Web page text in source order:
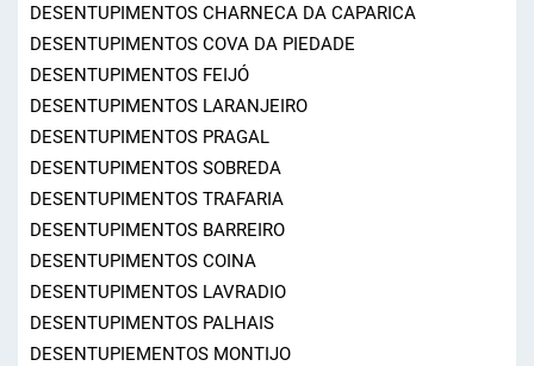
DESENTUPIMENTOS CHARNECA DA CAPARICA
DESENTUPIMENTOS COVA DA PIEDADE
DESENTUPIMENTOS FEIJÓ
DESENTUPIMENTOS LARANJEIRO
DESENTUPIMENTOS PRAGAL
DESENTUPIMENTOS SOBREDA
DESENTUPIMENTOS TRAFARIA
DESENTUPIMENTOS BARREIRO
DESENTUPIMENTOS COINA
DESENTUPIMENTOS LAVRADIO
DESENTUPIMENTOS PALHAIS
DESENTUPIEMENTOS MONTIJO